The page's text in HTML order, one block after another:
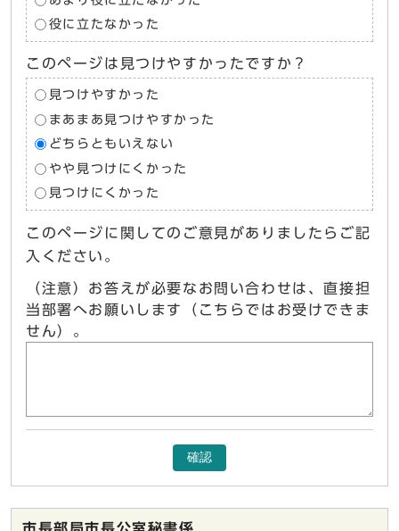
役に立たなかった
このページは見つけやすかったですか？
見つけやすかった
まあまあ見つけやすかった
どちらともいえない
やや見つけにくかった
見つけにくかった
このページに関してのご意見がありましたらご記
入ください。
（注意）お答えが必要なお問い合わせは、直接担
当部署へお願いします（こちらではお受けできま
せん）。
確認